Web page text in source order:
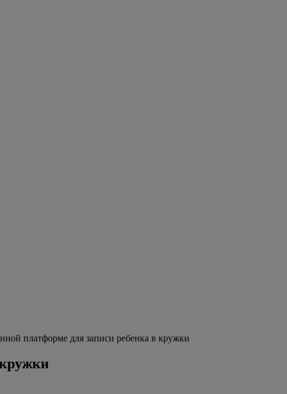
платформе для записи ребенка в кружки